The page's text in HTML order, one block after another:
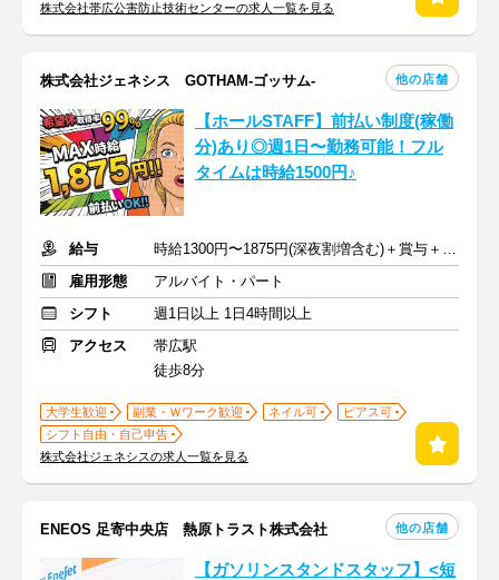
株式会社帯広公害防止技術センターの求人一覧を見る
株式会社ジェネシス GOTHAM-ゴッサム- 他の店舗
【ホールSTAFF】前払い制度(稼働
分)あり◎週1日〜勤務可能！フル
タイムは時給1500円♪
給与
時給1300円〜1875円(深夜割増含む)＋賞与＋通勤手当
雇用形態
アルバイト・パート
シフト
週1日以上 1日4時間以上
アクセス
帯広駅
徒歩8分
大学生歓迎 副業・Ｗワーク歓迎 ネイル可
ピアス可
シフト自由・自己申告
株式会社ジェネシスの求人一覧を見る
ENEOS 足寄中央店 熱原トラスト株式会社 他の店舗
【ガソリンスタンドスタッフ】<短